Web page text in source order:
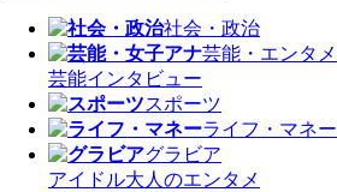
社会・政治
芸能・エンタメ
芸能インタビュー
スポーツ
ライフ・マネー
グラビア
アイドル大人のエンタメ